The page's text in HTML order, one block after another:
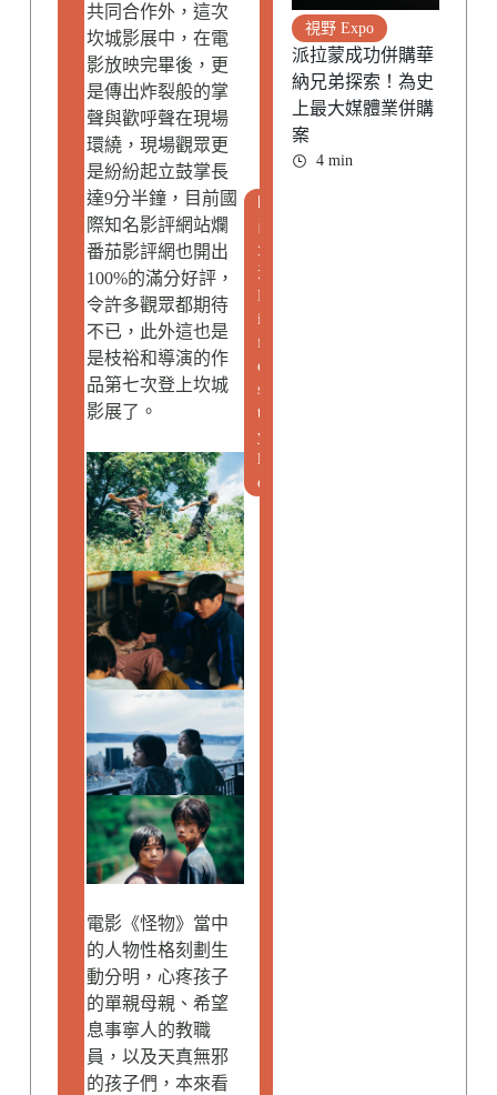
共同合作外，這次
坎城影展中，在電
影放映完畢後，更
是傳出炸裂般的掌
聲與歡呼聲在現場
環繞，現場觀眾更
是紛紛起立鼓掌長
達9分半鐘，目前國
際知名影評網站爛
番茄影評網也開出
100%的滿分好評，
令許多觀眾都期待
不已，此外這也是
是枝裕和導演的作
品第七次登上坎城
影展了。
電影《怪物》當中
的人物性格刻劃生
動分明，心疼孩子
的單親母親、希望
息事寧人的教職
員，以及天真無邪
的孩子們，本來看
尚
生
活
L
i
f
e
s
t
y
l
e
視野 Expo
派拉蒙成功併購華
納兄弟探索！為史
上最大媒體業併購
案
4 min